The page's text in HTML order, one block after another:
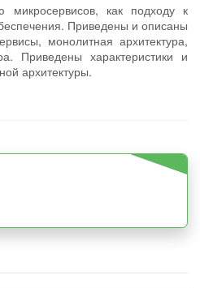
микросервисов, как подходу к
Приведены и описаны
монолитная архитектура,
Приведены характеристики и
архитектуры.